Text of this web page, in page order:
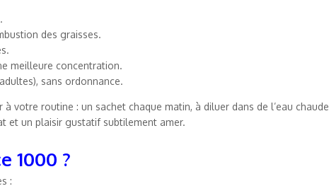
des graisses.
meilleure concentration.
sans ordonnance.
votre routine : un sachet chaque matin, à diluer dans de l’eau chaude
et un plaisir gustatif subtilement amer.
1000 ?
: